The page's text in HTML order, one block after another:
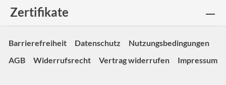
Zertifikate
Barrierefreiheit Datenschutz
Nutzungsbedingungen
AGB
Widerrufsrecht Vertrag widerrufen Impressum